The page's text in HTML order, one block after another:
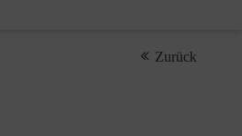
Zurück